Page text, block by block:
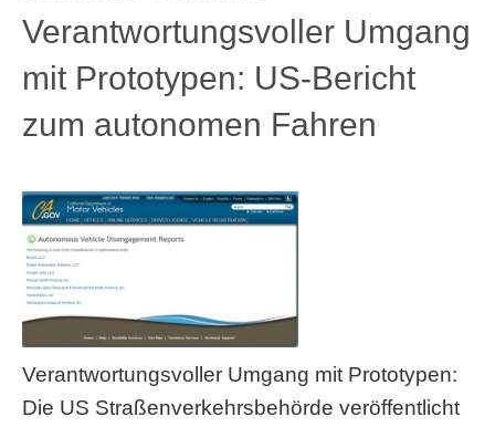
Verantwortungsvoller Umgang
mit Prototypen: US-Bericht
zum autonomen Fahren
Verantwortungsvoller Umgang mit Prototypen:
Die US Straßenverkehrsbehörde veröffentlicht